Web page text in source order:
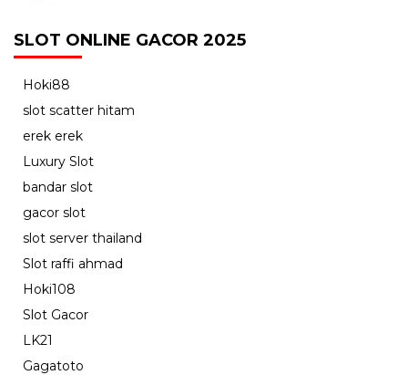
SLOT ONLINE GACOR 2025
Hoki88
slot scatter hitam
erek erek
Luxury Slot
bandar slot
gacor slot
slot server thailand
Slot raffi ahmad
Hoki108
Slot Gacor
LK21
Gagatoto